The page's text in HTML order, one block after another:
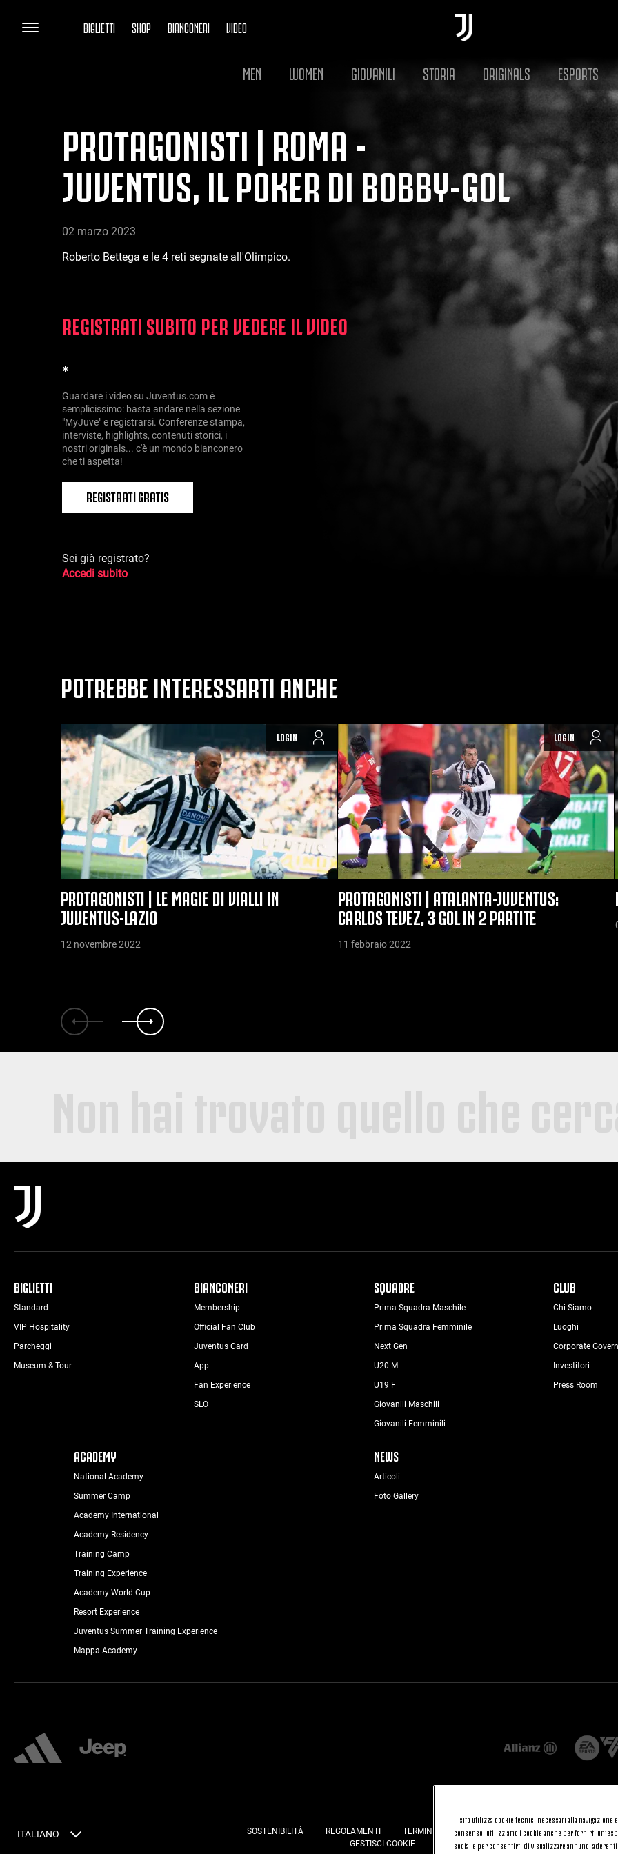
BIGLIETTI SHOP BIANCONERI VIDEO
MEN WOMEN GIOVANILI STORIA ORIGINALS ESPORTS
PROTAGONISTI | ROMA -
JUVENTUS, IL POKER DI BOBBY-GOL
02 marzo 2023
Roberto Bettega e le 4 reti segnate all'Olimpico.
REGISTRATI SUBITO PER VEDERE IL VIDEO
*
Guardare i video su Juventus.com è
semplicissimo: basta andare nella sezione
"MyJuve" e registrarsi. Conferenze stampa,
interviste, highlights, contenuti storici, i
nostri originals... c'è un mondo bianconero
che ti aspetta!
REGISTRATI GRATIS
Sei già registrato?
Accedi subito
POTREBBE INTERESSARTI ANCHE
LOGIN
PROTAGONISTI | LE MAGIE DI VIALLI IN
JUVENTUS-LAZIO
12 novembre 2022
LOGIN
PROTAGONISTI | ATALANTA-JUVENTUS:
CARLOS TEVEZ, 3 GOL IN 2 PARTITE
11 febbraio 2022
BIGLIETTI
Standard
VIP Hospitality
Parcheggi
Museum & Tour
BIANCONERI
Membership
Official Fan Club
Juventus Card
App
Fan Experience
SLO
SQUADRE
Prima Squadra Maschile
Prima Squadra Femminile
Next Gen
U20 M
U19 F
Giovanili Maschili
Giovanili Femminili
CLUB
Chi Siamo
Luoghi
Corporate
Investitori
Press Room
ACADEMY
National Academy
Summer Camp
Academy International
Academy Residency
Training Camp
Training Experience
Academy World Cup
Resort Experience
Juventus Summer Training Experience
Mappa Academy
NEWS
Articoli
Foto Gallery
ITALIANO SOSTENIBILITÀ REGOLAMENTI TERMINI E CONDIZIONI FATTURAZIONE
GESTISCI COOKIE
JOIN US CONTATTACI FAQ
Il sito utilizza cookie tecnici necessari alla
consenso, utilizziamo i cookie anche per fornirti
social e per consentirti di visualizzare annunci